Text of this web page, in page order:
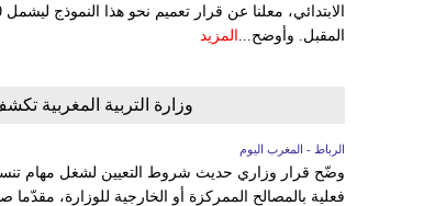
المقبل. وأوضح...
المزيد
وزارة التربية المغربية
الرباط - المغرب اليوم
فعلية بالمصالح الممركزة أو الخارجية للوزارة،